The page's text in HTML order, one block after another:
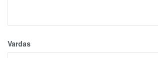
Vardas